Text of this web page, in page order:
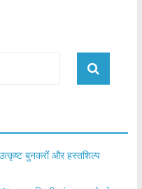
बुनकरों और हस्तशिल्प